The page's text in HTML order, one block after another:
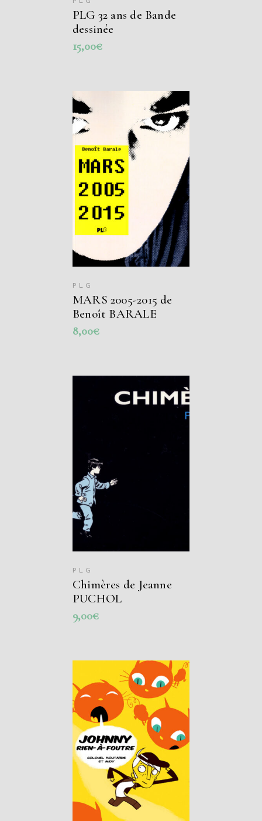
PLG 32 ans de Bande
dessinée
15,00€
AJOUTER AU
PANIER
PLG
MARS 2005-2015 de
Benoît BARALE
8,00€
PLG
Chimères de Jeanne
PUCHOL
9,00€
AJOUTER AU
PANIER